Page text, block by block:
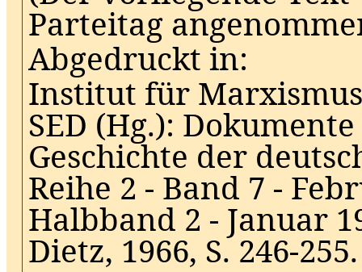
Parteitag
Abgedruckt in:
Institut für
SED (Hg.):
Geschichte der
Reihe 2 - Band 7 -
Halbband 2 - Januar
Dietz, 1966, S. 246‑255.